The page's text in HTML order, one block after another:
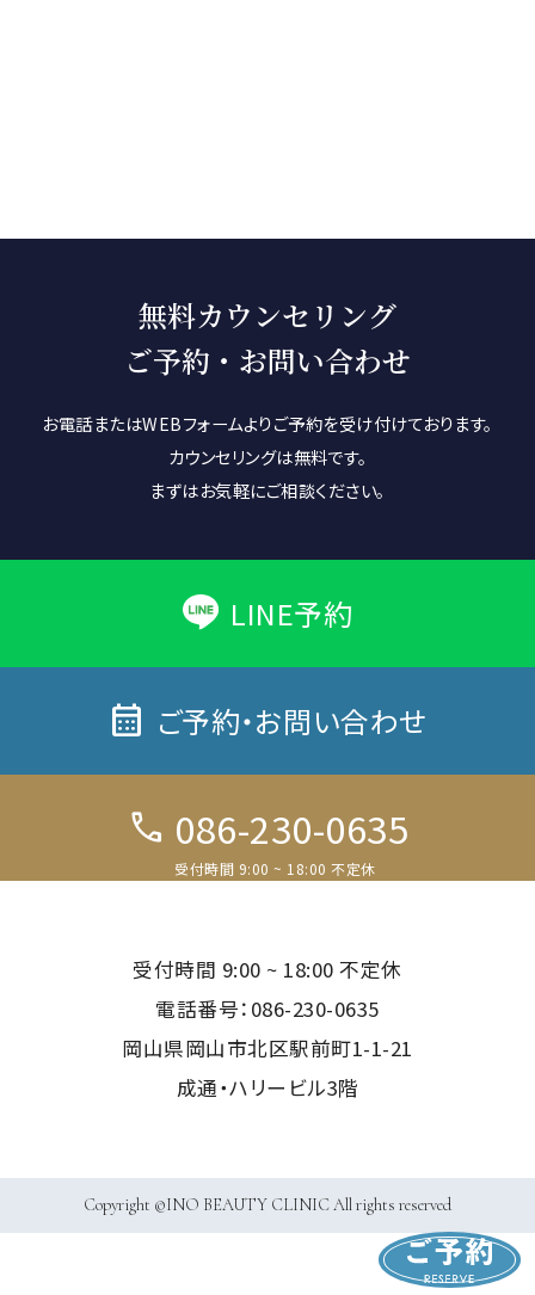
LINE予約
無料カウンセリング
ご予約・お問い合わせ
お電話またはWEBフォームよりご予約を受け付けております。
カウンセリングは無料です。
まずはお気軽にご相談ください。
LINE予約
calendar_month ご予約・お問い合わせ
call 086-230-0635
受付時間 9:00 ~ 18:00 不定休
受付時間 9:00 ~ 18:00 不定休
電話番号：086-230-0635
岡山県岡山市北区駅前町1-1-21
成通・ハリービル3階
Copyright ©INO BEAUTY CLINIC All rights reserved